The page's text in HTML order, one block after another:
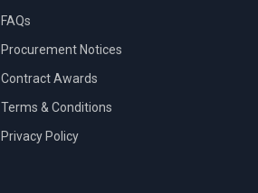
FAQs
Procurement Notices
Contract Awards
Terms & Conditions
Privacy Policy